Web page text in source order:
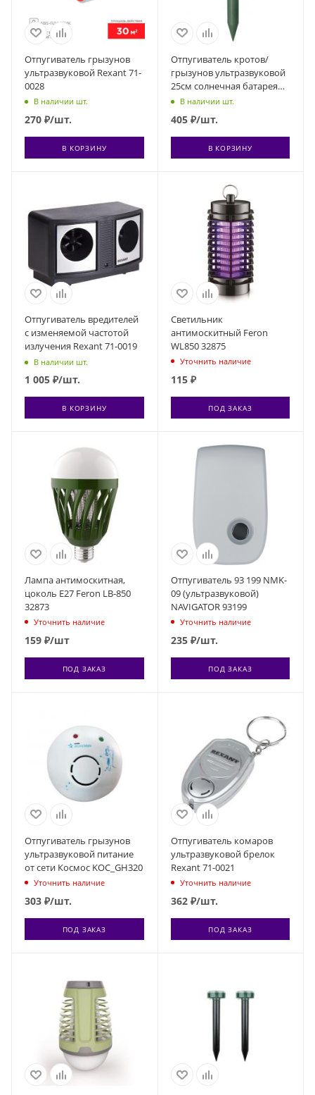
Отпугиватель грызунов
ультразвуковой Rexant 71-
0028
В наличии шт.
270 ₽/шт.
В КОРЗИНУ
Отпугиватель кротов/
грызунов ультразвуковой
25см солнечная батарея
(акумуляторы в
KOC_KR102
В наличии шт.
405₽/шт.
В КОРЗИНУ
Отпугиватель вредителей
с изменяемой частотой
излучения Rexant 71-0019
В наличии шт.
1 005 ₽/шт.
В КОРЗИНУ
Светильник
антимоскитный Feron
WL850 32875
Уточнить наличие
115₽
ПОД ЗАКАЗ
Лампа антимоскитная,
цоколь Е27 Feron LB-850
32873
Уточнить наличие
159 ₽/шт
ПОД ЗАКАЗ
Отпугиватель 93 199 NMK-
09 (ультразвуковой)
NAVIGATOR 93199
Уточнить наличие
235₽/шт.
ПОД ЗАКАЗ
Отпугиватель грызунов
ультразвуковой питание
от сети Космос KOC_GH320
Уточнить наличие
303 ₽/шт.
ПОД ЗАКАЗ
Отпугиватель комаров
ультразвуковой брелок
Rexant 71-0021
Уточнить наличие
362₽/шт.
ПОД ЗАКАЗ